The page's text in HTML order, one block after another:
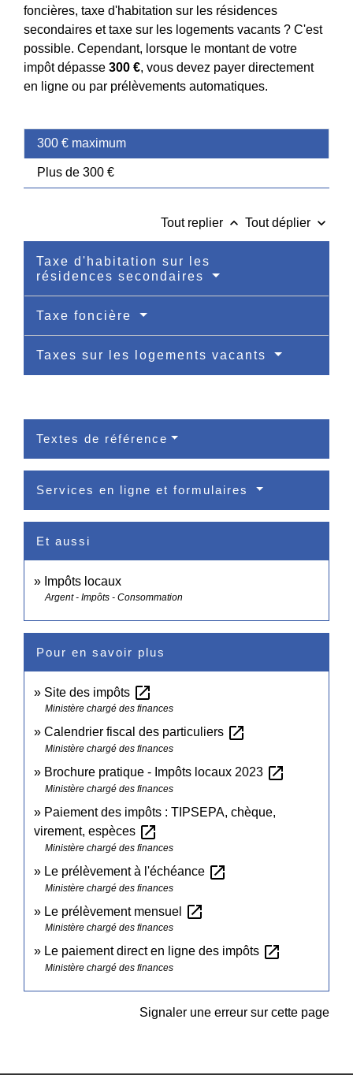
foncières, taxe d'habitation sur les résidences
secondaires et taxe sur les logements vacants ? C'est
possible. Cependant, lorsque le montant de votre
impôt dépasse 300 €, vous devez payer directement
en ligne ou par prélèvements automatiques.
300 € maximum
Plus de 300 €
Tout replier keyboard_arrow_up Tout déplier keyboard_arrow_down
Taxe d'habitation sur les
résidences secondaires
Taxe foncière
Taxes sur les logements vacants
Textes de référence
Services en ligne et formulaires
Et aussi
Impôts locaux
Argent - Impôts - Consommation
Pour en savoir plus
Site des impôts open_in_new
Ministère chargé des finances
Calendrier fiscal des particuliers open_in_new
Ministère chargé des finances
Brochure pratique - Impôts locaux 2023 open_in_new
Ministère chargé des finances
Paiement des impôts : TIPSEPA, chèque,
virement, espèces open_in_new
Ministère chargé des finances
Le prélèvement à l'échéance open_in_new
Ministère chargé des finances
Le prélèvement mensuel open_in_new
Ministère chargé des finances
Le paiement direct en ligne des impôts open_in_new
Ministère chargé des finances
Signaler une erreur sur cette page